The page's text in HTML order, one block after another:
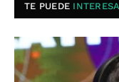
TE PUEDE